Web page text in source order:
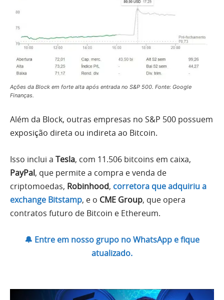
Ações da Block em forte alta após entrada no S&P 500. Fonte: Google
Finanças.
Além da Block, outras empresas no S&P 500 possuem
exposição direta ou indireta ao Bitcoin.
Isso inclui a Tesla, com 11.506 bitcoins em caixa,
PayPal, que permite a compra e venda de
criptomoedas, Robinhood, corretora que adquiriu a
exchange Bitstamp, e o CME Group, que opera
contratos futuro de Bitcoin e Ethereum.
🔔 Entre em nosso grupo no WhatsApp e fique
atualizado.